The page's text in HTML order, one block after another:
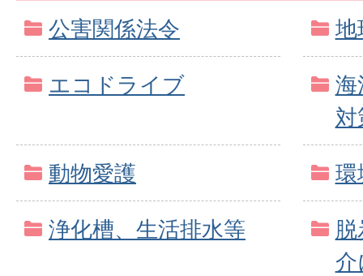
公害関係法令 地
エコドライブ
対
動物愛護 環
浄化槽、生活排水等